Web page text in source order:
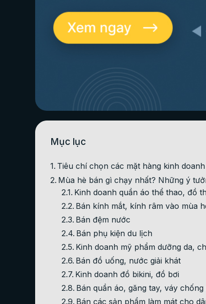
Mục lục
Tiêu chí chọn các mặt hàng kinh
Mùa hè bán gì chạy nhất? Những ý
Kinh doanh quần áo thể thao, đồ
Bán kính mắt, kính râm vào mùa
Bán đệm nước
Bán phụ kiện du lịch
Kinh doanh mỹ phẩm dưỡng da,
Bán đồ uống, nước giải khát
Kinh doanh đồ bikini, đồ bơi
Bán quần áo, găng tay, váy chống
Bán các sản phẩm làm mát cho